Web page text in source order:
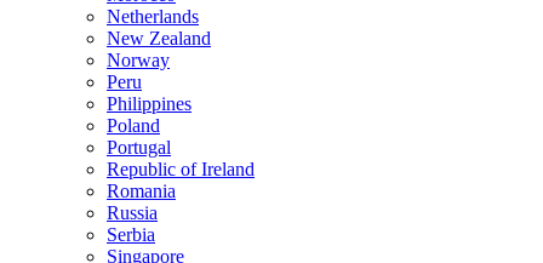
Netherlands
New Zealand
Norway
Peru
Philippines
Poland
Portugal
Republic of Ireland
Romania
Russia
Serbia
Singapore